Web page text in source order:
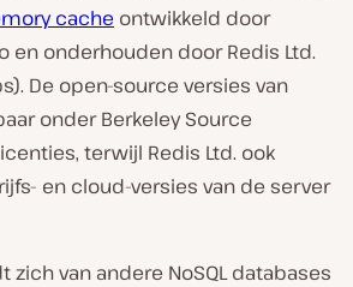
cache ontwikkeld door
en onderhouden door Redis Ltd.
De open-source versies van
onder Berkeley Source
terwijl Redis Ltd. ook
en cloud-versies van de server
zich van andere NoSQL databases